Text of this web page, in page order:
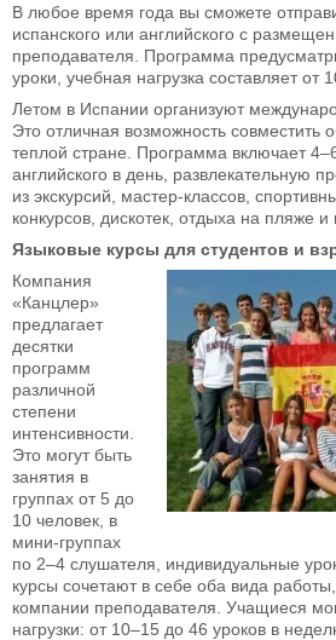
В любое время года вы сможете
испанского или английского с
преподавателя. Программа
уроки, учебная нагрузка составляет от
Летом в Испании организуют
Это отличная возможность совместить
теплой стране. Программа включает
английского в день, развлекательную
из экскурсий, мастер-классов,
конкурсов, дискотек, отдыха на пляже и
Языковые курсы для студентов и
Компания
«Канцлер»
предлагает
десятки
программ
различной
степени
интенсивности.
Это могут быть
занятия в
группах от 5 до
10 человек, в
мини-группах
по 2–4 слушателя, индивидуальные
курсы сочетают в себе оба вида
компании преподавателя. Учащиеся
нагрузки: от 10–15 до 46 уроков в